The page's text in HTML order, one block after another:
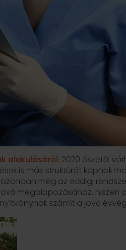
alakulásáról. 2020 őszétől
is más struktúrát kapnak
még az eddigi
megalapozásához, hiszen
számít a jövő